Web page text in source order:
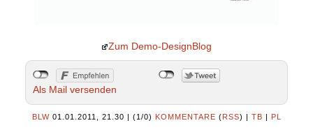
Zum Demo-DesignBlog
Als Mail versenden
BLW 01.01.2011, 21.30 | (1/0) KOMMENTARE (RSS) | TB | PL